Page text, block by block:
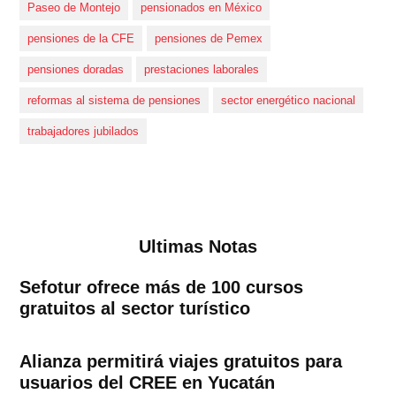
Paseo de Montejo pensionados en México
pensiones de la CFE pensiones de Pemex
pensiones doradas prestaciones laborales
reformas al sistema de pensiones sector energético nacional
trabajadores jubilados
Ultimas Notas
Sefotur ofrece más de 100 cursos
gratuitos al sector turístico
Alianza permitirá viajes gratuitos para
usuarios del CREE en Yucatán